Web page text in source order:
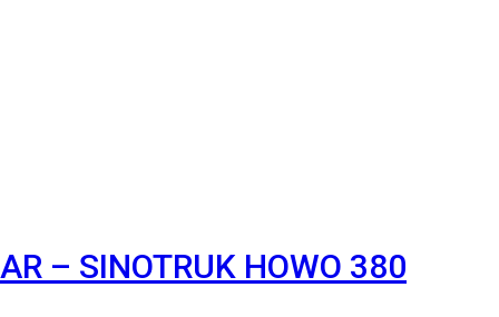
– SINOTRUK HOWO 380